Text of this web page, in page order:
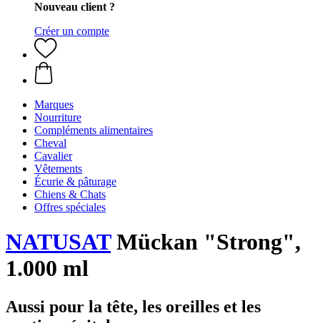
Nouveau client ?
Créer un compte
Marques
Nourriture
Compléments alimentaires
Cheval
Cavalier
Vêtements
Écurie & pâturage
Chiens & Chats
Offres spéciales
NATUSATMückan "Strong",
1.000 ml
Aussi pour la tête, les oreilles et les